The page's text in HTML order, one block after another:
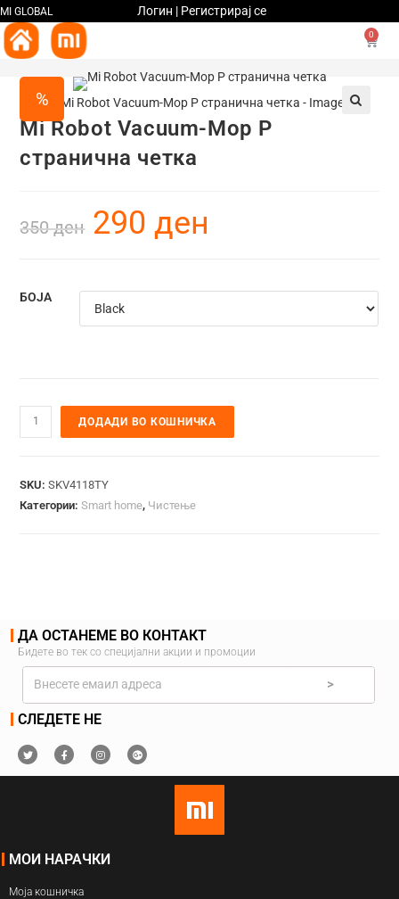
MI GLOBAL Логин | Регистрирај се
0
%
Mi Robot Vacuum-Mop P
странична четка
350ден 290ден
БОЈА
ДОДАДИ ВО КОШНИЧКА
SKU:SKV4118TY
Категории:Smart home, Чистење
ДА ОСТАНЕМЕ ВО КОНТАКТ
Бидете во тек со специјални акции и промоции
>
СЛЕДЕТЕ НЕ
МОИ НАРАЧКИ
Моја кошничка